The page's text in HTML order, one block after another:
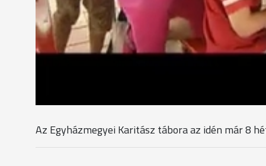
Tuczainé Régvári Marietta, igazgató -
A halmozottan hátrányos helyzetben lévő
Az Egyházmegyei Karitász tábora az idén már 8